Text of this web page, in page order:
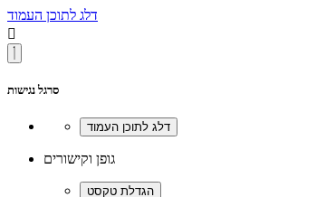
דלג לתוכן העמוד

סרגל נגישות
גופן וקישורים